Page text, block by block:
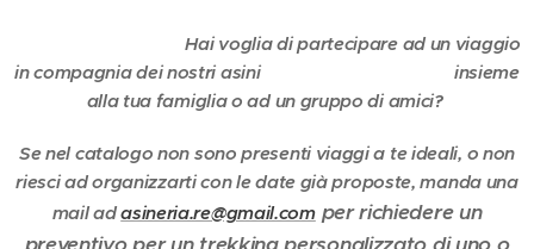
Hai voglia di partecipare ad un viaggio
in compagnia dei nostri asini insieme
alla tua famiglia o ad un gruppo di amici?
Se nel catalogo non sono presenti viaggi a te ideali, o non
riesci ad organizzarti con le date già proposte, manda una
mail adasineria.re@gmail.comper richiedere un